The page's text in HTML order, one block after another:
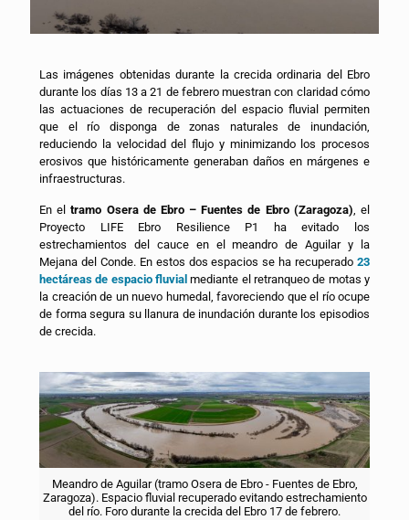
Las imágenes obtenidas durante la crecida ordinaria del Ebro
durante los días 13 a 21 de febrero muestran con claridad cómo
las actuaciones de recuperación del espacio fluvial permiten
que el río disponga de zonas naturales de inundación,
reduciendo la velocidad del flujo y minimizando los procesos
erosivos que históricamente generaban daños en márgenes e
infraestructuras.
En eltramo Osera de Ebro – Fuentes de Ebro (Zaragoza) , el
Proyecto LIFE Ebro Resilience P1 ha evitado los
estrechamientos del cauce en el meandro de Aguilar y la
Mejana del Conde. En estos dos espacios se ha recuperado 23
hectáreas de espacio fluvial mediante el retranqueo de motas y
la creación de un nuevo humedal, favoreciendo que el río ocupe
de forma segura su llanura de inundación durante los episodios
de crecida.
Meandro de Aguilar (tramo Osera de Ebro - Fuentes de Ebro,
Zaragoza). Espacio fluvial recuperado evitando estrechamiento
del río. Foro durante la crecida del Ebro 17 de febrero.